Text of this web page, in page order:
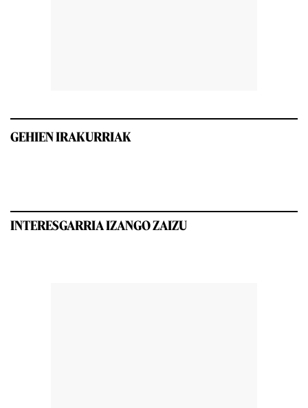
GEHIEN IRAKURRIAK
INTERESGARRIA IZANGO ZAIZU